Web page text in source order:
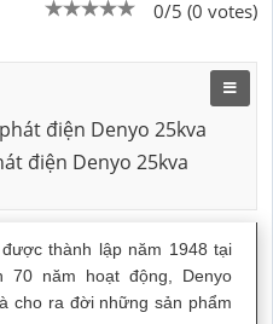
0/5 (0 votes)
điện Denyo 25kva
điện Denyo 25kva
thành lập năm 1948 tại
70 năm hoạt động, Denyo
cho ra đời những sản phẩm